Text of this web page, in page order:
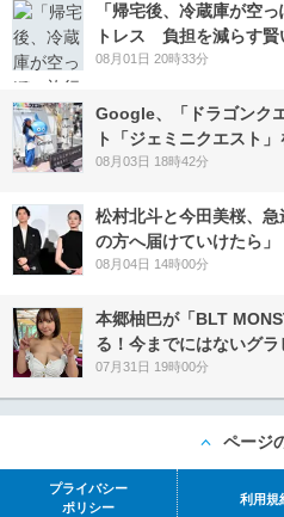
「帰宅後、冷蔵庫が空
トレス 負担を減らす賢
08月01日 20時33分
Google、「ドラゴンク
ト「ジェミニクエスト
08月03日 18時42分
松村北斗と今田美桜、
の方へ届けていけたら」
08月04日 14時00分
本郷柚巴が「BLT
る！今までにはないグラ
07月31日 19時00分
ページ
プライバシー
ポリシー
利用規